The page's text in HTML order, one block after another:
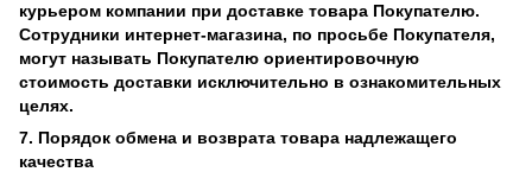
курьером компании при доставке товара Покупателю.
Сотрудники интернет-магазина, по просьбе Покупателя,
могут называть Покупателю ориентировочную
стоимость доставки исключительно в ознакомительных
целях.
7. Порядок обмена и возврата товара надлежащего
качества